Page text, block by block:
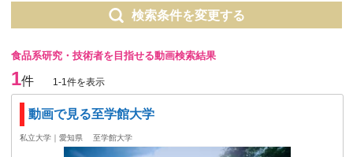
検索条件を変更する
食品系研究・技術者を目指せる動画検索結果
1件 1-1件を表示
動画で見る至学館大学
私立大学｜愛知県 至学館大学